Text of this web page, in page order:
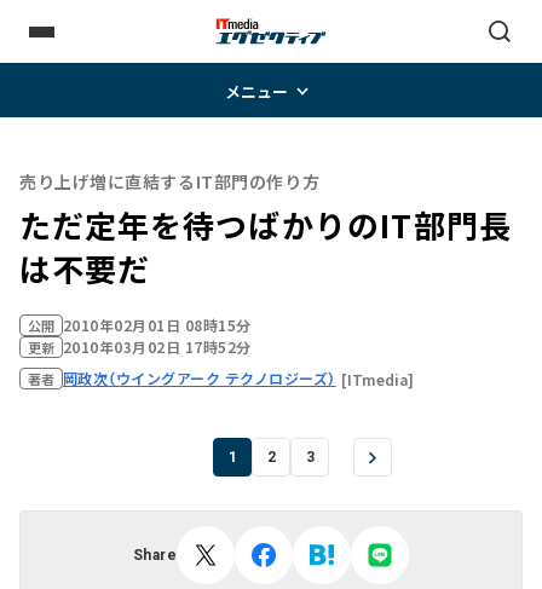
メニュー
売り上げ増に直結するIT部門の作り方
ただ定年を待つばかりのIT部門長
は不要だ
公開 2010年02月01日 08時15分
更新 2010年03月02日 17時52分
著者 岡政次（ウイングアーク テクノロジーズ） [ITmedia]
1 2 3
Share